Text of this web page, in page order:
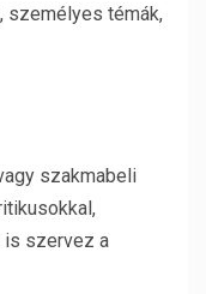
személyes témák,
szakmabeli
is szervez a